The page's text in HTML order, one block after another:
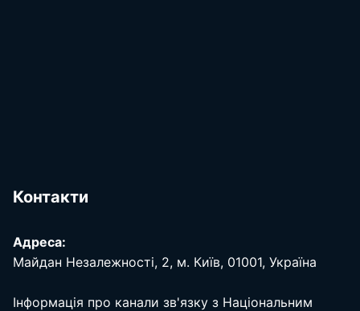
Контакти
Адреса:
Майдан Незалежності, 2, м. Київ, 01001, Україна
Інформація про канали зв'язку з Національним